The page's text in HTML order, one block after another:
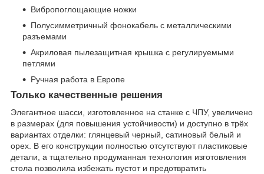
Вибропоглощающие ножки
Полусимметричный фонокабель с металлическими
разъемами
Акриловая пылезащитная крышка с регулируемыми
петлями
Ручная работа в Европе
Только качественные решения
Элегантное шасси, изготовленное на станке с ЧПУ, увеличено
в размерах (для повышения устойчивости) и доступно в трёх
вариантах отделки: глянцевый черный, сатиновый белый и
орех. В его конструкции полностью отсутствуют пластиковые
детали, а тщательно продуманная технология изготовления
стола позволила избежать пустот и предотвратить